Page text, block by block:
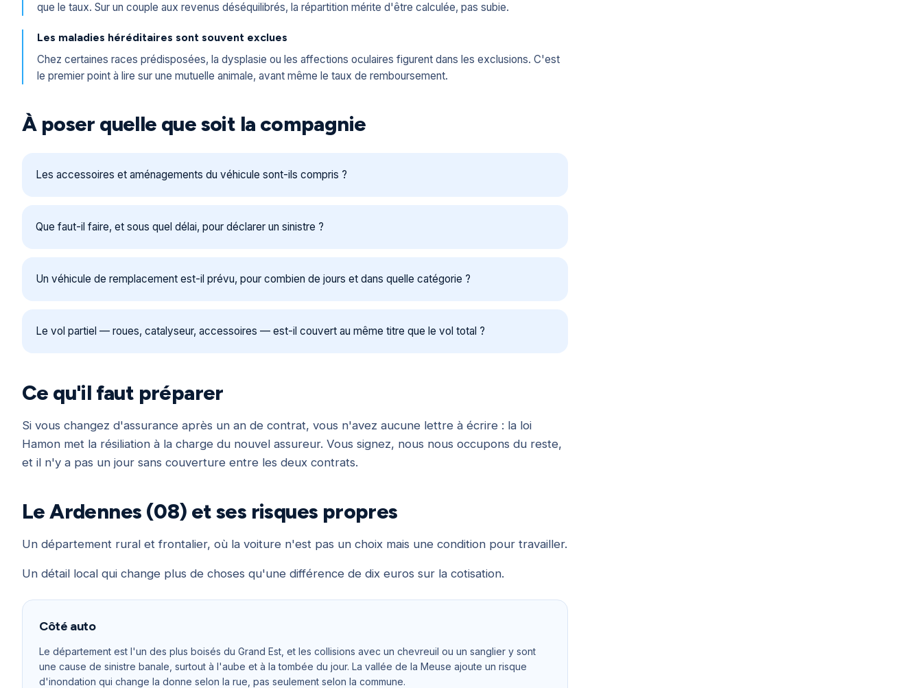
que le taux. Sur un couple aux revenus déséquilibrés, la répartition mérite d'être calculée, pas subie.
Les maladies héréditaires sont souvent exclues
Chez certaines races prédisposées, la dysplasie ou les affections oculaires figurent dans les exclusions. C'est
le premier point à lire sur une mutuelle animale, avant même le taux de remboursement.
À poser quelle que soit la compagnie
Les accessoires et aménagements du véhicule sont-ils compris ?
Que faut-il faire, et sous quel délai, pour déclarer un sinistre ?
Un véhicule de remplacement est-il prévu, pour combien de jours et dans quelle catégorie ?
Le vol partiel — roues, catalyseur, accessoires — est-il couvert au même titre que le vol total ?
Ce qu'il faut préparer
Si vous changez d'assurance après un an de contrat, vous n'avez aucune lettre à écrire : la loi
Hamon met la résiliation à la charge du nouvel assureur. Vous signez, nous nous occupons du reste,
et il n'y a pas un jour sans couverture entre les deux contrats.
Le Ardennes (08) et ses risques propres
Un département rural et frontalier, où la voiture n'est pas un choix mais une condition pour travailler.
Un détail local qui change plus de choses qu'une différence de dix euros sur la cotisation.
Côté auto
Le département est l'un des plus boisés du Grand Est, et les collisions avec un chevreuil ou un sanglier y sont
une cause de sinistre banale, surtout à l'aube et à la tombée du jour. La vallée de la Meuse ajoute un risque
d'inondation qui change la donne selon la rue, pas seulement selon la commune.